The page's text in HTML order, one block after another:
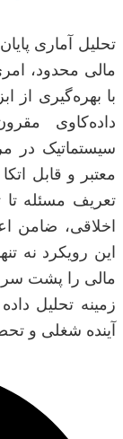
تحلیل آماری
مالی محدود،
با بهره‌گیری از
داده‌کاوی
سیستماتیک در
معتبر و قابل
تعریف مسئله تا
اخلاقی، ضامن
این رویکرد نه
مالی را پشت سر
زمینه تحلیل
آینده شغلی و